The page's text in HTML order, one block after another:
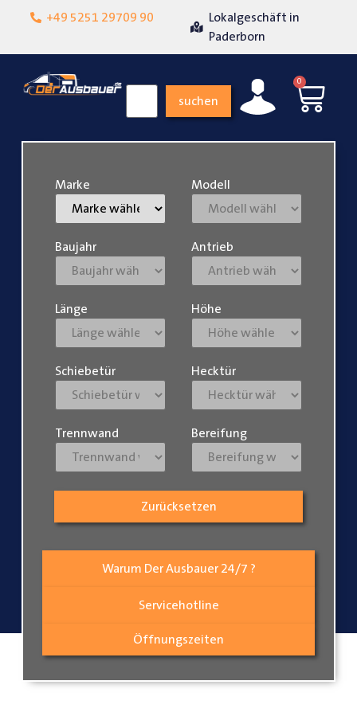
+49 5251 29709 90
Lokalgeschäft in
Über 15 Jahre
suchen
0
Warum Der Ausbauer 24/7 ?
Servicehotline
Öffnungszeiten
Marke Modell
Baujahr Antrieb
Länge Höhe
Schiebetür Hecktür
Trennwand Bereifung
Zurücksetzen